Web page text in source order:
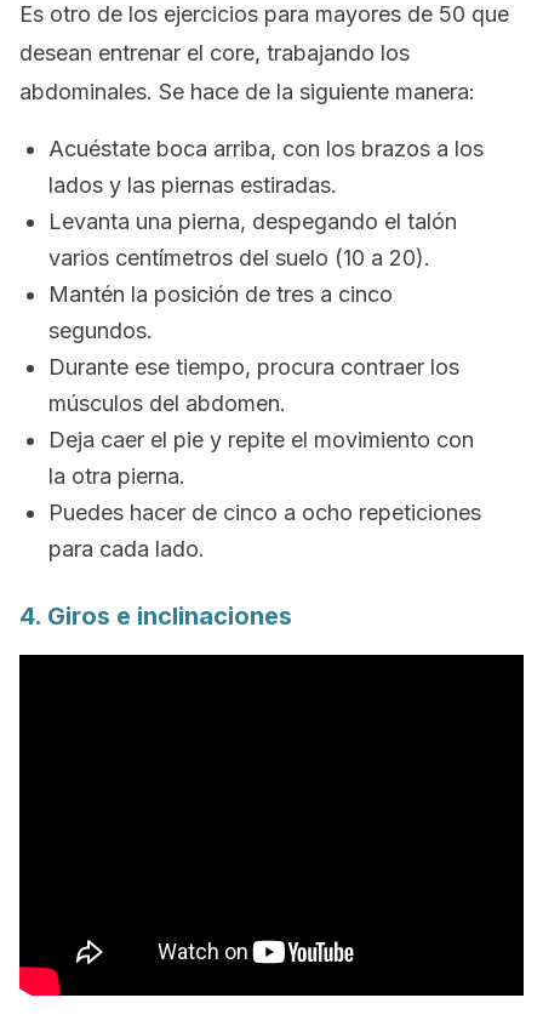
Es otro de los ejercicios para mayores de 50 que
desean entrenar el core, trabajando los
abdominales. Se hace de la siguiente manera:
Acuéstate boca arriba, con los brazos a los
lados y las piernas estiradas.
Levanta una pierna, despegando el talón
varios centímetros del suelo (10 a 20).
Mantén la posición de tres a cinco
segundos.
Durante ese tiempo, procura contraer los
músculos del abdomen.
Deja caer el pie y repite el movimiento con
la otra pierna.
Puedes hacer de cinco a ocho repeticiones
para cada lado.
4. Giros e inclinaciones